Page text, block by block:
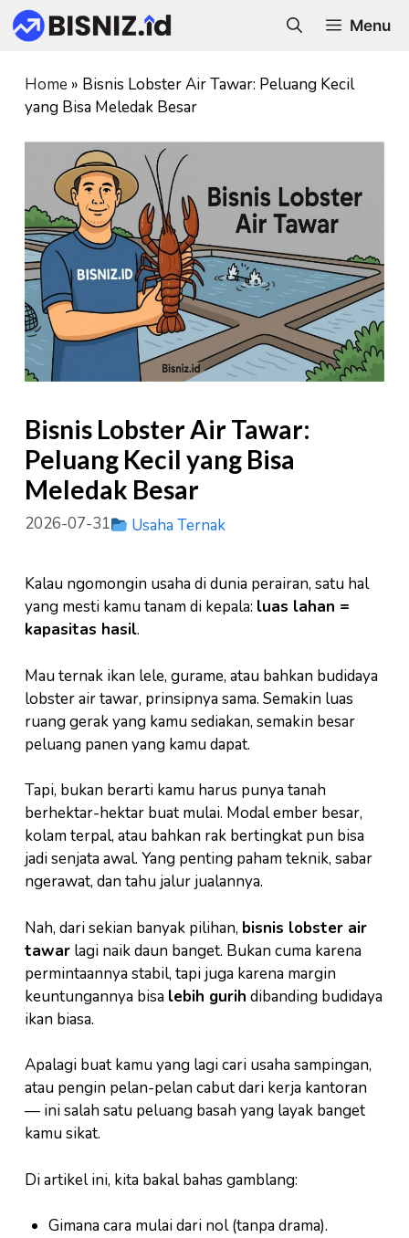
Skip
to
Menu
Home » Bisnis Lobster Air Tawar: Peluang Kecil
yang Bisa Meledak Besar
Bisnis Lobster Air Tawar:
Peluang Kecil yang Bisa
Meledak Besar
2026-07-31 Usaha Ternak
Kalau ngomongin usaha di dunia perairan, satu hal
yang mesti kamu tanam di kepala: luas lahan =
kapasitas hasil.
Mau ternak ikan lele, gurame, atau bahkan budidaya
lobster air tawar, prinsipnya sama. Semakin luas
ruang gerak yang kamu sediakan, semakin besar
peluang panen yang kamu dapat.
Tapi, bukan berarti kamu harus punya tanah
berhektar-hektar buat mulai. Modal ember besar,
kolam terpal, atau bahkan rak bertingkat pun bisa
jadi senjata awal. Yang penting paham teknik, sabar
ngerawat, dan tahu jalur jualannya.
Nah, dari sekian banyak pilihan, bisnis lobster air
tawar lagi naik daun banget. Bukan cuma karena
permintaannya stabil, tapi juga karena margin
keuntungannya bisa lebih gurih dibanding budidaya
ikan biasa.
Apalagi buat kamu yang lagi cari usaha sampingan,
atau pengin pelan-pelan cabut dari kerja kantoran
— ini salah satu peluang basah yang layak banget
kamu sikat.
Di artikel ini, kita bakal bahas gamblang:
Gimana cara mulai dari nol (tanpa drama).